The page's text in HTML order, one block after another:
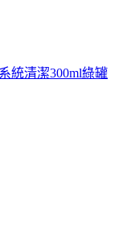
統清潔300ml綠罐